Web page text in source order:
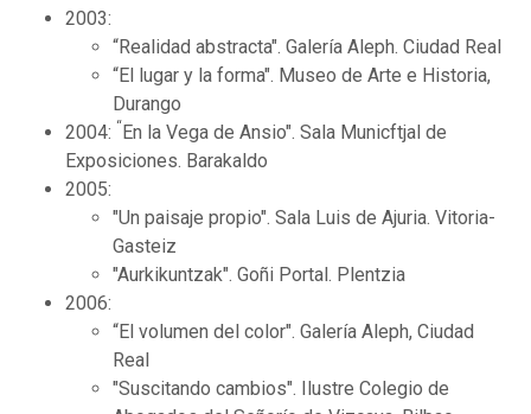
2003:
“Realidad abstracta". Galería Aleph. Ciudad Real
“El lugar y la forma". Museo de Arte e Historia,
Durango
2004: “En la Vega de Ansio". Sala Municftjal de
Exposiciones. Barakaldo
2005:
"Un paisaje propio". Sala Luis de Ajuria. Vitoria-
Gasteiz
"Aurkikuntzak". Goñi Portal. Plentzia
2006:
“El volumen del color". Galería Aleph, Ciudad
Real
"Suscitando cambios". Ilustre Colegio de